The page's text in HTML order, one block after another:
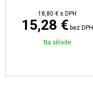
18,80 € s DPH
15,28 € bez DPH
Na sklade